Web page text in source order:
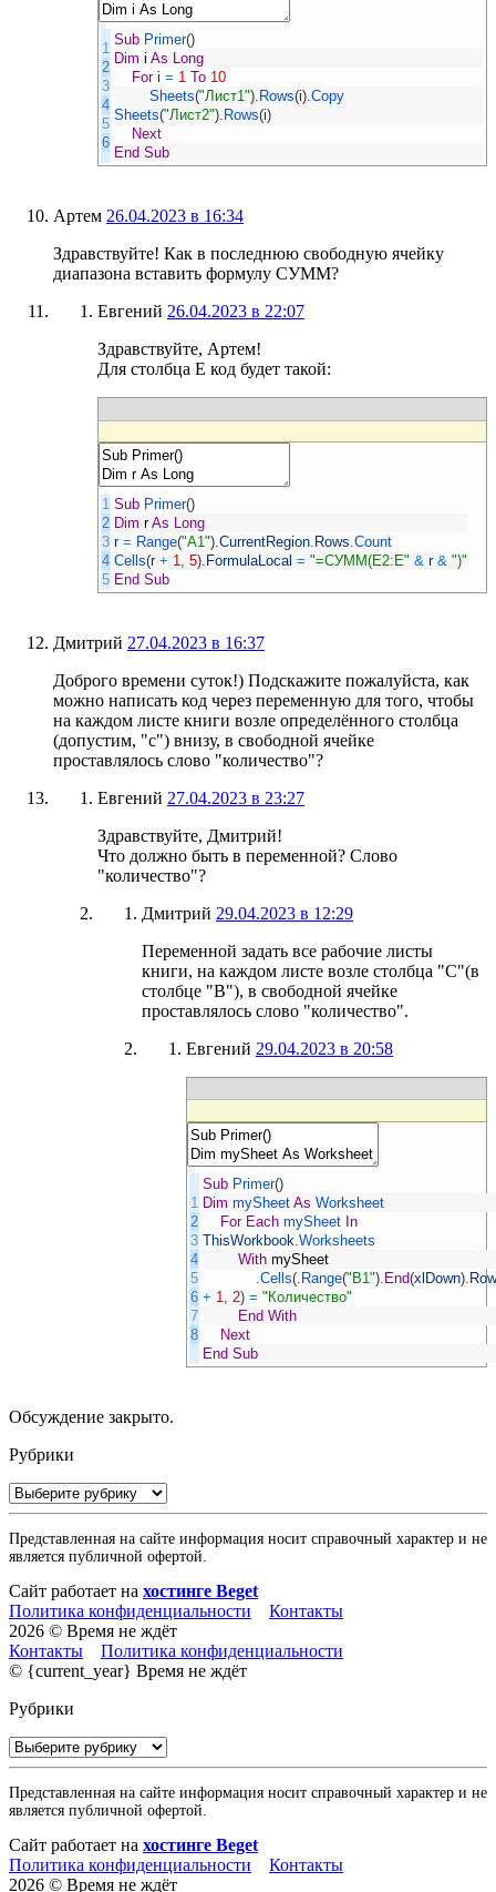
1
2
3
4
5
6
Sub Primer()
Dim i As Long
For i = 1 To 10
Sheets("Лист1"). Rows(i).Copy
Sheets("Лист2"). Rows(i)
Next
End Sub
Артем 26.04.2023 в 16:34
Здравствуйте! Как в последнюю свободную ячейку
диапазона вставить формулу СУММ?
Евгений 26.04.2023 в 22:07
Здравствуйте, Артем!
Для столбца E код будет такой:
1
2
3
4
5
Sub Primer()
Dim r As
Long
r = Range("A1") CurrentRegion Rows Count
Cells(r + 1 5) FormulaLocal = "=СУММ(E2:E" & r & ")"
End Sub
Дмитрий 27.04.2023 в 16:37
Доброго времени суток!) Подскажите пожалуйста, как
можно написать код через переменную для того, чтобы
на каждом листе книги возле определённого столбца
(допустим, "с") внизу, в свободной ячейке
проставлялось слово "количество"?
Евгений 27.04.2023 в 23:27
Здравствуйте, Дмитрий!
Что должно быть в переменной? Слово
"количество"?
Дмитрий 29.04.2023 в 12:29
Переменной задать все рабочие листы
книги, на каждом листе возле столбца "С"(в
столбце "B"), в свободной ячейке
проставлялось слово "количество".
Евгений 29.04.2023 в 20:58
1
2
3
4
5
6
7
8
Sub Primer()
Dim mySheet As Worksheet
For Each mySheet In
ThisWorkbook Worksheets
With mySheet
Cells( Range("B1") End(xlDown) Row
+ 1 2) = "Количество"
End With
Next
End Sub
Обсуждение закрыто.
Рубрики
Рубрики
Представленная на сайте информация носит справочный характер и не
является публичной офертой.
Сайт работает на хостинге Beget
Политика конфиденциальности
Контакты
2026 © Время не ждёт
Контакты
Политика конфиденциальности
© {current_year} Время не ждёт
Рубрики
Рубрики
Представленная на сайте информация носит справочный характер и не
является публичной офертой.
Сайт работает на хостинге Beget
Политика конфиденциальности
Контакты
2026 © Время не ждёт